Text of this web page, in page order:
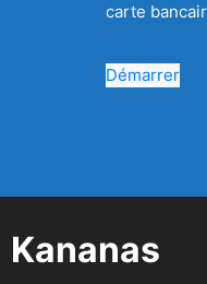
carte
Démarrer
Kananas